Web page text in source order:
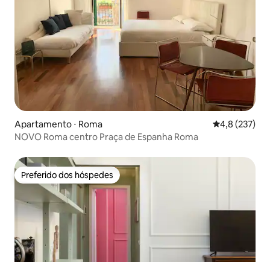
Apartamento ⋅ Roma 4,8 de uma
4,8 (237)
NOVO Roma centro Praça de Espanha Roma
Preferido dos hóspedes
Preferido dos hóspedes